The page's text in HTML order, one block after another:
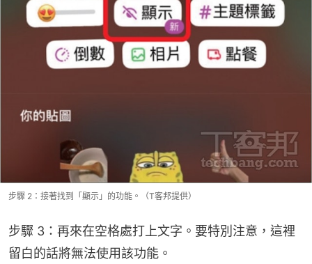
步驟 2：接著找到「顯示」的功能。（T客邦提供）
步驟 3：再來在空格處打上文字。要特別注意，這裡
留白的話將無法使用該功能。